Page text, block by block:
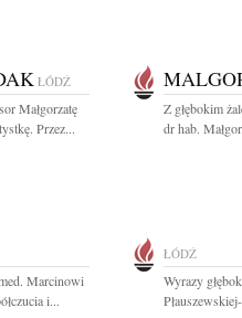
ŁÓDŹ
Małgorzatę
Przez...
Z głębokim
dr hab.
Marcinowi
i...
ŁÓDŹ
Wyrazy